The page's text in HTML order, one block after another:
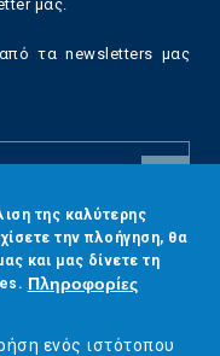
μας.
τα newsletters μας
της καλύτερης
την πλοήγηση, θα
και μας δίνετε τη
Πληροφορίες
ενός ιστότοπου